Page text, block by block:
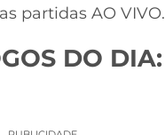
partidas AO VIVO.
DO DIA: